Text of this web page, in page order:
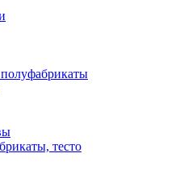
тесто